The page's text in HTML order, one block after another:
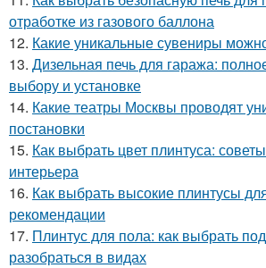
отработке из газового баллона
12. Какие уникальные сувениры
13. Дизельная печь для гаража:
выбору и установке
14. Какие театры Москвы проводят
постановки
15. Как выбрать цвет плинтуса:
интерьера
16. Как выбрать высокие плинтусы
рекомендации
17. Плинтус для пола: как выбрать
разобраться в видах